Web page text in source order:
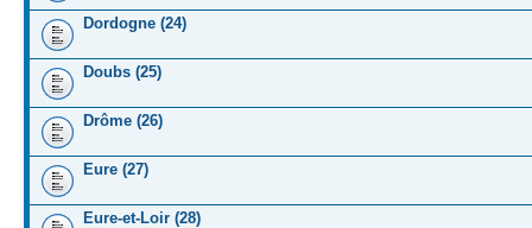
Dordogne (24)
Doubs (25)
Drôme (26)
Eure (27)
Eure-et-Loir (28)